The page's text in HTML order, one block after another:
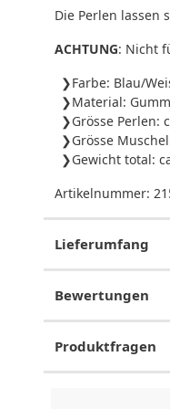
Die Perlen lassen
ACHTUNG: Nicht
Farbe: Blau/
Material:
Grösse Perlen:
Grösse
Gewicht total:
Artikelnummer:
Lieferumfang
Bewertungen
Produktfragen